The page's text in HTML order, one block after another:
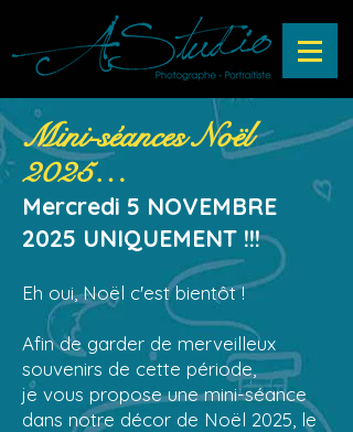
Mini-séances Noël
2025…
Mercredi 5 NOVEMBRE
2025 UNIQUEMENT !!!
Eh oui, Noël c'est bientôt !
Afin de garder de merveilleux
souvenirs de cette période,
je vous propose une mini-séance
dans notre décor de Noël 2025, le